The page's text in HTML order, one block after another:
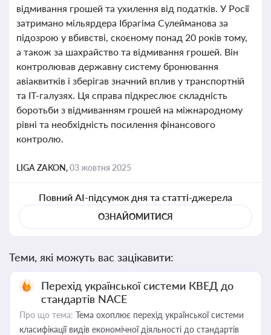
відмивання грошей та ухилення від податків. У Росії
затримано мільярдера Ібрагіма Сулейманова за
підозрою у вбивстві, скоєному понад 20 років тому,
а також за шахрайство та відмивання грошей. Він
контролював державну систему бронювання
авіаквитків і зберігав значний вплив у транспортній
та IT-галузях. Ця справа підкреслює складність
боротьби з відмиванням грошей на міжнародному
рівні та необхідність посилення фінансового
контролю.
LIGA ZAKON,03 жовтня 2025
Повний AI-підсумок дня та статті-джерела
ОЗНАЙОМИТИСЯ
Теми, які можуть вас зацікавити:
Перехід української системи КВЕД до
стандартів NACE
Про що тема: Тема охоплює перехід української системи
класифікації видів економічної діяльності до стандартів